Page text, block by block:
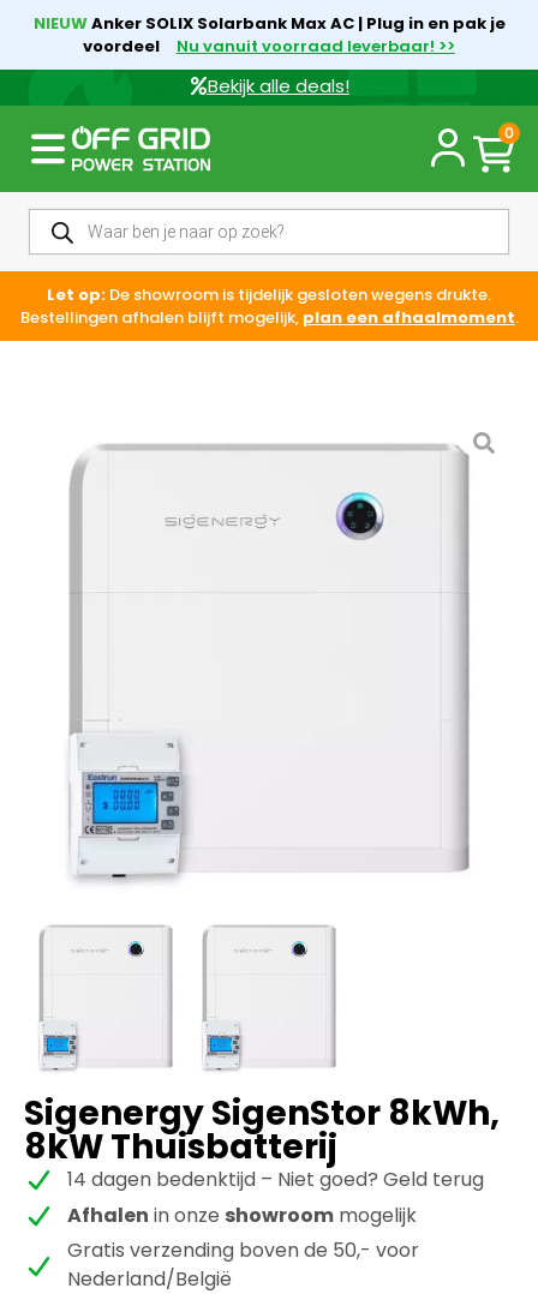
NIEUWAnker SOLIX Solarbank Max AC | Plug in en pak je
voordeel
Nu vanuit voorraad leverbaar! >>
Bekijk alle deals!
0
Let op: De showroom is tijdelijk gesloten wegens drukte.
Bestellingen afhalen blijft mogelijk, plan een afhaalmoment.
Sigenergy SigenStor 8kWh,
8kW Thuisbatterij
14 dagen bedenktijd – Niet goed? Geld terug
Afhalen in onze showroom mogelijk
Gratis verzending boven de 50,- voor
Nederland/België